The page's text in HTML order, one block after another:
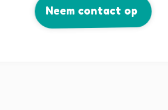
Neem contact op